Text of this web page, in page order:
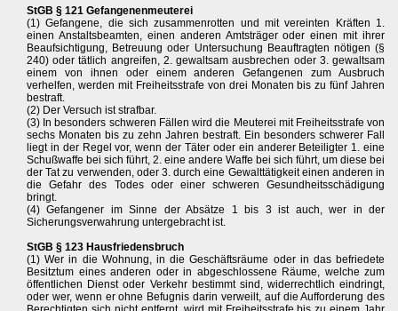
StGB § 121 Gefangenenmeuterei
(1) Gefangene, die sich zusammenrotten und mit vereinten Kräften 1.
einen Anstaltsbeamten, einen anderen Amtsträger oder einen mit ihrer
Beaufsichtigung, Betreuung oder Untersuchung Beauftragten nötigen (§
240) oder tätlich angreifen, 2. gewaltsam ausbrechen oder 3. gewaltsam
einem von ihnen oder einem anderen Gefangenen zum Ausbruch
verhelfen, werden mit Freiheitsstrafe von drei Monaten bis zu fünf Jahren
bestraft.
(2) Der Versuch ist strafbar.
(3) In besonders schweren Fällen wird die Meuterei mit Freiheitsstrafe von
sechs Monaten bis zu zehn Jahren bestraft. Ein besonders schwerer Fall
liegt in der Regel vor, wenn der Täter oder ein anderer Beteiligter 1. eine
Schußwaffe bei sich führt, 2. eine andere Waffe bei sich führt, um diese bei
der Tat zu verwenden, oder 3. durch eine Gewalttätigkeit einen anderen in
die Gefahr des Todes oder einer schweren Gesundheitsschädigung
bringt.
(4) Gefangener im Sinne der Absätze 1 bis 3 ist auch, wer in der
Sicherungsverwahrung untergebracht ist.
StGB § 123 Hausfriedensbruch
(1) Wer in die Wohnung, in die Geschäftsräume oder in das befriedete
Besitztum eines anderen oder in abgeschlossene Räume, welche zum
öffentlichen Dienst oder Verkehr bestimmt sind, widerrechtlich eindringt,
oder wer, wenn er ohne Befugnis darin verweilt, auf die Aufforderung des